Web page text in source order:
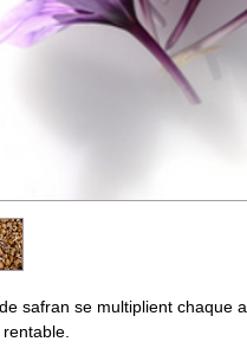
safran se multiplient chaque